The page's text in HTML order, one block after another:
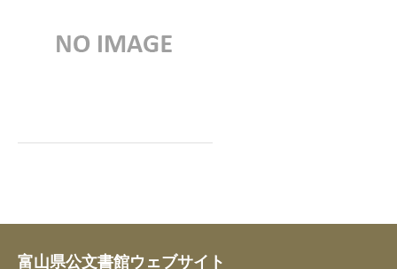
富山県公文書館ウェブサイト